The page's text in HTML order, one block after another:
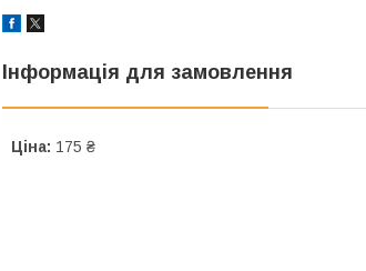
Інформація для замовлення
Ціна: 175 ₴